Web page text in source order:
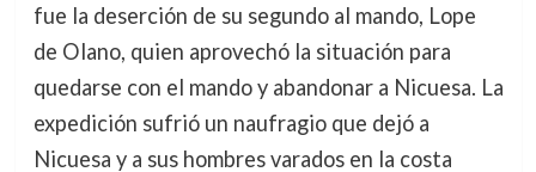
fue la deserción de su segundo al mando, Lope
de Olano, quien aprovechó la situación para
quedarse con el mando y abandonar a Nicuesa. La
expedición sufrió un naufragio que dejó a
Nicuesa y a sus hombres varados en la costa